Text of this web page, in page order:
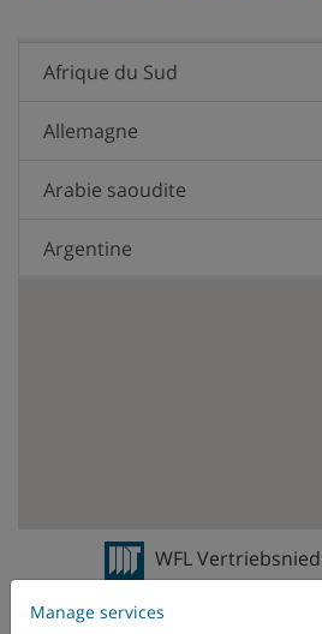
Afrique du Sud
Allemagne
Arabie saoudite
Argentine
Canada
Chili
WFL
Manage services